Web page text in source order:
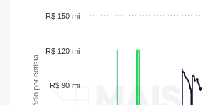
R$ 90 mi
R$ 120 mi
R$ 150 mi